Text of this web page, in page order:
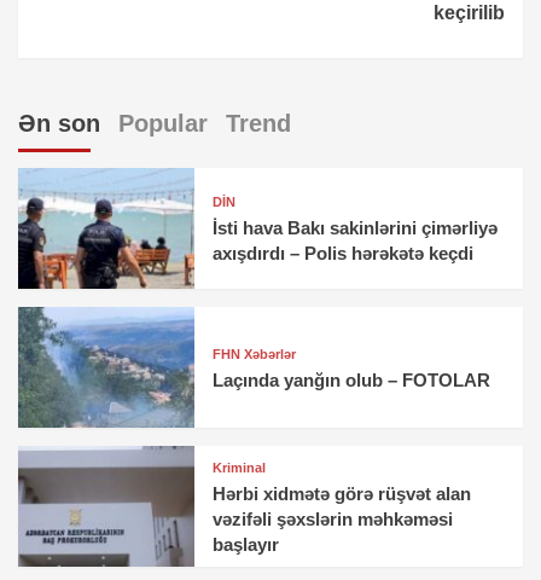
keçirilib
Ən son Popular Trend
DİN
İsti hava Bakı sakinlərini çimərliyə
axışdırdı – Polis hərəkətə keçdi
FHN Xəbərlər
Laçında yanğın olub – FOTOLAR
Kriminal
Hərbi xidmətə görə rüşvət alan
vəzifəli şəxslərin məhkəməsi
başlayır